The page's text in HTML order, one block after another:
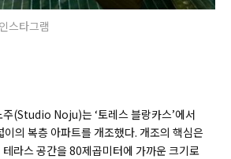
스타그램
주(Studio Noju)는 ‘토레스 블랑카스’에서
의 복층 아파트를 개조했다. 개조의 핵심은
라스 공간을 80제곱미터에 가까운 크기로